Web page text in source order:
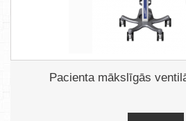
Pacienta mākslīgās